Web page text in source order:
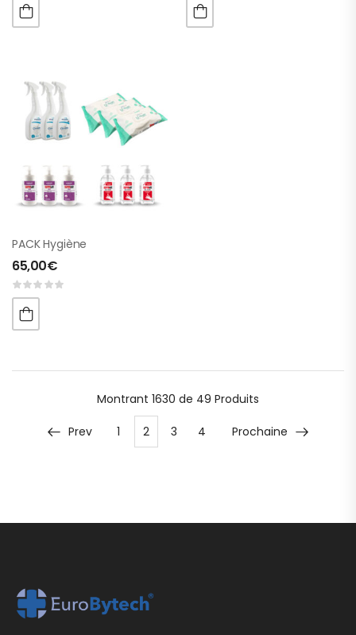
PACK Hygiène
65,00€
Montrant 1630 de 49 Produits
Prev 1 2 3 4 Prochaine